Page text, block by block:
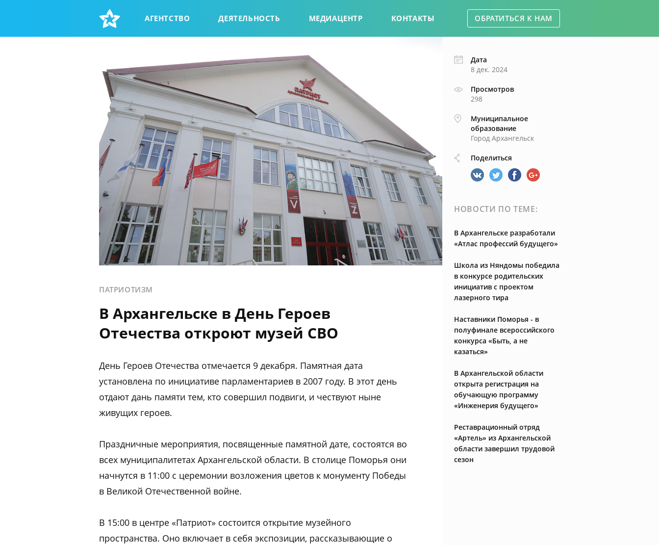
АГЕНТСТВО ДЕЯТЕЛЬНОСТЬ МЕДИАЦЕНТР КОНТАКТЫ ОБРАТИТЬСЯ К НАМ
ПАТРИОТИЗМ
В Архангельске в День Героев
Отечества откроют музей СВО
День Героев Отечества отмечается 9 декабря. Памятная дата
установлена по инициативе парламентариев в 2007 году. В этот день
отдают дань памяти тем, кто совершил подвиги, и чествуют ныне
живущих героев.
Праздничные мероприятия, посвященные памятной дате, состоятся во
всех муниципалитетах Архангельской области. В столице Поморья они
начнутся в 11:00 с церемонии возложения цветов к монументу Победы
в Великой Отечественной войне.
В 15:00 в центре «Патриот» состоится открытие музейного
пространства. Оно включает в себя экспозиции, рассказывающие о
Дата
8 дек. 2024
Просмотров
298
Муниципальное
образование
Город Архангельск
Поделиться
НОВОСТИ ПО ТЕМЕ:
В Архангельске разработали
«Атлас профессий будущего»
Школа из Няндомы победила
в конкурсе родительских
инициатив с проектом
лазерного тира
​Наставники Поморья - в
полуфинале всероссийского
конкурса «Быть, а не
казаться»
В Архангельской области
открыта регистрация на
обучающую программу
«Инженерия будущего»
Реставрационный отряд
«Артель» из Архангельской
области завершил трудовой
сезон